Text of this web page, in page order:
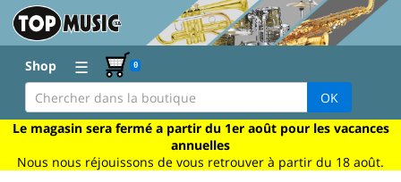
Shop ☰ 0
OK
Le magasin sera fermé a partir du 1er août pour les vacances
annuelles
Nous nous réjouissons de vous retrouver à partir du 18 août.